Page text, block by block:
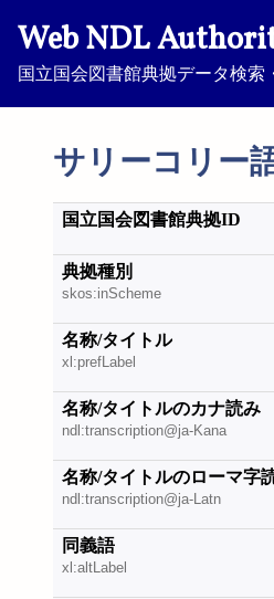
Web NDL
国立国会図書館典拠データ検索
サリーコリー
国立国会図書館典拠ID
典拠種別
skos:inScheme
名称/タイトル
xl:prefLabel
名称/タイトルのカナ読み
ndl:transcription@ja-Kana
名称/タイトルのローマ字
ndl:transcription@ja-Latn
同義語
xl:altLabel